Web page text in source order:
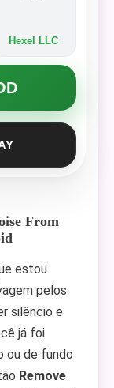
Hexel LLC
From
estou
pelos
silêncio e
já foi
ou de fundo
Remove